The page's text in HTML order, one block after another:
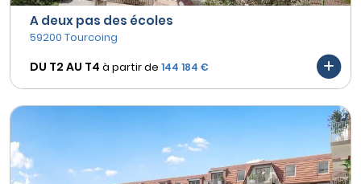
A deux pas des écoles
59200 Tourcoing
DU T2 AU T4 à partir de 144 184 €